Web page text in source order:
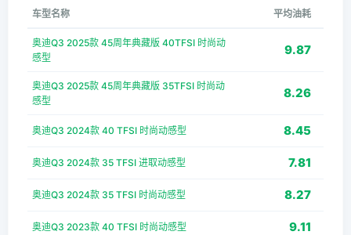
车型名称 平均油耗
奥迪Q3 2025款 45周年典藏版 40TFSI 时尚动
感型
9.87
奥迪Q3 2025款 45周年典藏版 35TFSI 时尚动
感型
8.26
奥迪Q3 2024款 40 TFSI 时尚动感型 8.45
奥迪Q3 2024款 35 TFSI 进取动感型 7.81
奥迪Q3 2024款 35 TFSI 时尚动感型 8.27
奥迪Q3 2023款 40 TFSI 时尚动感型 9.11